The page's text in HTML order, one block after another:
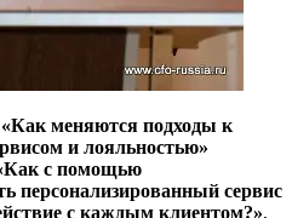
«Как меняются подходы к
и лояльностью»
с помощью
персонализированный сервис
с каждым клиентом?»,